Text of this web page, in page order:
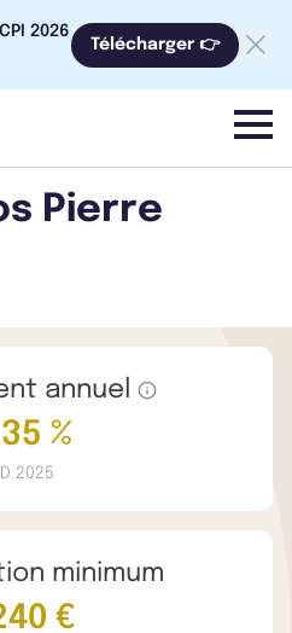
2026
Télécharger 👉
menu
Pierre
annuel
%
2025
minimum
€